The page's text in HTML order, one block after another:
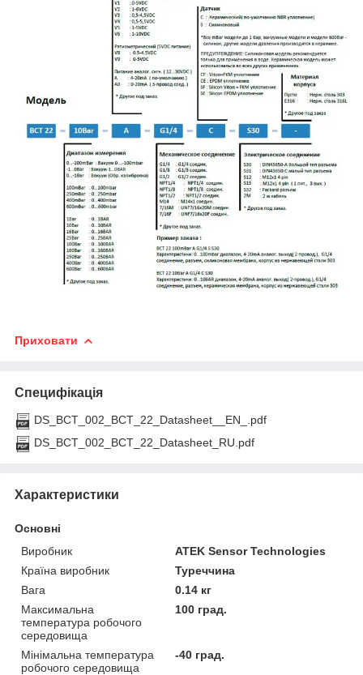
Приховати
Специфікація
DS_BCT_002_BCT_22_Datasheet__EN_.pdf
DS_BCT_002_BCT_22_Datasheet_RU.pdf
Характеристики
Основні
Виробник
ATEK Sensor Technologies
Країна виробник
Туреччина
Вага
0.14 кг
Максимальна
температура робочого
середовища
100 град.
Мінімальна температура
робочого середовища
-40 град.